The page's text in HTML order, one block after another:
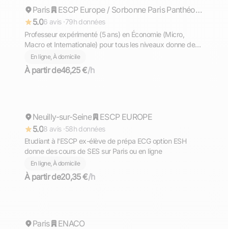
Répond rapidement
Paris
ESCP Europe / Sorbonne Paris Panthéon 1
5.06 avis ·79h données
Professeur expérimenté (5 ans) en Économie (Micro,
Macro et Internationale) pour tous les niveaux donne des
cours à Paris et en ligne
En ligne, À domicile
À partir de46,25 €/h
Répond rapidement
Neuilly-sur-Seine
ESCP EUROPE
5.08 avis ·58h données
Etudiant à l'ESCP ex-élève de prépa ECG option ESH
donne des cours de SES sur Paris ou en ligne
En ligne, À domicile
À partir de20,35 €/h
Répond rapidement
Paris ENACO